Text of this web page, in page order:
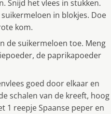
Snijd het vlees in stukken.
in blokjes. Doe
kom.
de suikermeloen toe. Meng
de paprikapoeder
goed door elkaar en
schalen van de kreeft, hoog
1 reepje Spaanse peper en